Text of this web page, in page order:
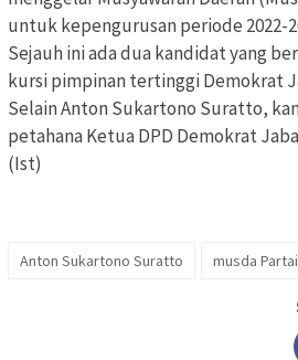
untuk kepengurusan periode 2022-
Sejauh ini ada dua kandidat yang
kursi pimpinan tertinggi Demokrat
Selain Anton Sukartono Suratto,
petahana Ketua DPD Demokrat
(Ist)
Anton Sukartono Suratto musda